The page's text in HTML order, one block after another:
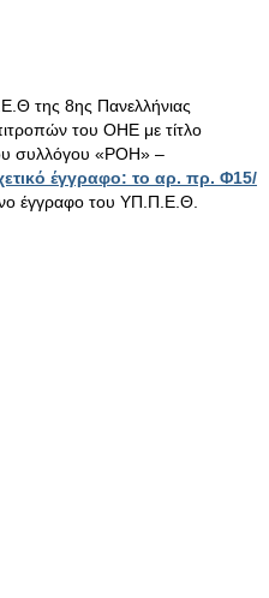
της 8ης Πανελλήνιας
του ΟΗΕ με τίτλο
συλλόγου «ΡΟΗ» –
έγγραφο: το αρ. πρ. Φ15/
έγγραφο του ΥΠ.Π.Ε.Θ.